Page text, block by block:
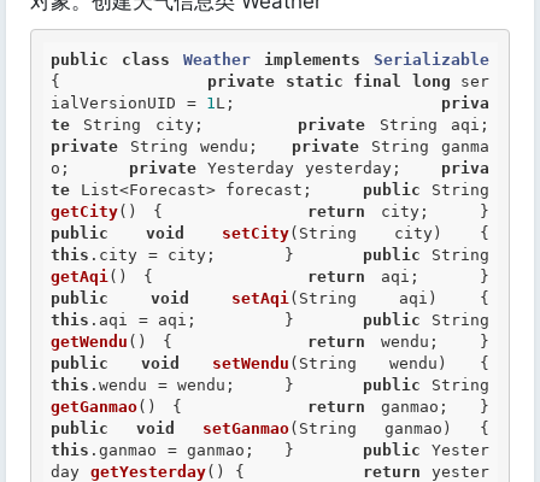
public class Weather implements
Serializable
{
private static final long ser
ialVersionUID = 1
priva
te
private
private
private String ganma
private
priva
te
public
getCity
return
public
void setCity
this
public
getAqi
return
public
void setAqi
this
public
getWendu
return
public
void setWendu
this
public
getGanmao
return
public
void setGanmao
this
public Yester
day getYesterday return yester